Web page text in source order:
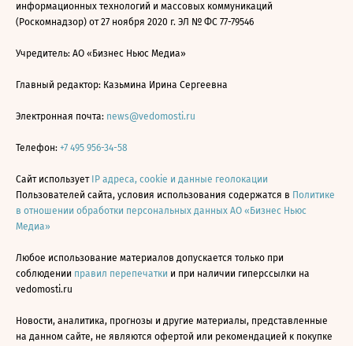
информационных технологий и массовых коммуникаций
(Роскомнадзор) от 27 ноября 2020 г. ЭЛ № ФС 77-79546
Учредитель: АО «Бизнес Ньюс Медиа»
Главный редактор: Казьмина Ирина Сергеевна
Электронная почта: news@vedomosti.ru
Телефон: +7 495 956-34-58
Сайт использует IP адреса, cookie и данные геолокации
Пользователей сайта, условия использования содержатся в Политике
в отношении обработки персональных данных АО «Бизнес Ньюс
Медиа»
Любое использование материалов допускается только при
соблюдении правил перепечатки и при наличии гиперссылки на
vedomosti.ru
Новости, аналитика, прогнозы и другие материалы, представленные
на данном сайте, не являются офертой или рекомендацией к покупке